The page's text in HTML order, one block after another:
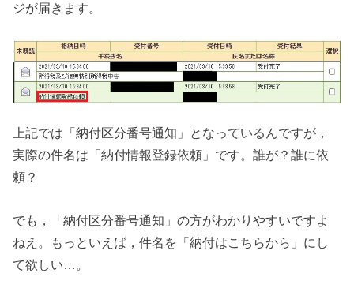
ジが届きます。
上記では「納付区分番号通知」となっているんですが，
実際の件名は「納付情報登録依頼」です。誰が？誰に依
頼？
でも，「納付区分番号通知」の方がわかりやすいですよ
ねえ。もっといえば，件名を「納付はこちらから」にし
て欲しい…。